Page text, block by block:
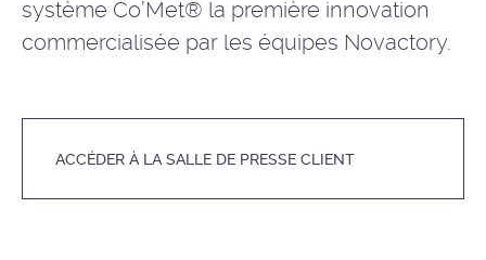
système Co’Met® la première innovation
commercialisée par les équipes Novactory.
ACCÉDER À LA SALLE DE PRESSE CLIENT